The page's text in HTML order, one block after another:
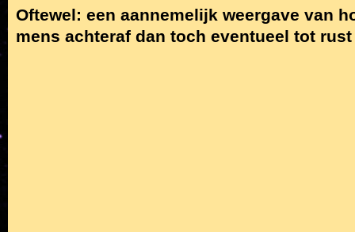
Oftewel: een aannemelijk weergave van
mens achteraf dan toch eventueel tot